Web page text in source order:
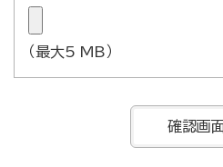
（最大5 MB）